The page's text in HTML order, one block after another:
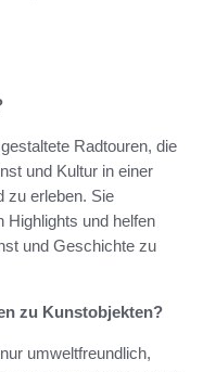
Radtouren, die
und Kultur in einer
zu erleben. Sie
Highlights und helfen
und Geschichte zu
zu Kunstobjekten?
umweltfreundlich,